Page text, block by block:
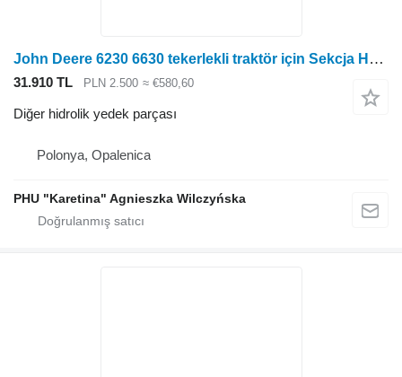
John Deere 6230 6630 tekerlekli traktör için Sekcja Hydrauliczna John Deere 6230 6630 Hidrolik Bölüm AL174920 AL174921
31.910 TL PLN 2.500 ≈ €580,60
Diğer hidrolik yedek parçası
Polonya, Opalenica
PHU "Karetina" Agnieszka Wilczyńska